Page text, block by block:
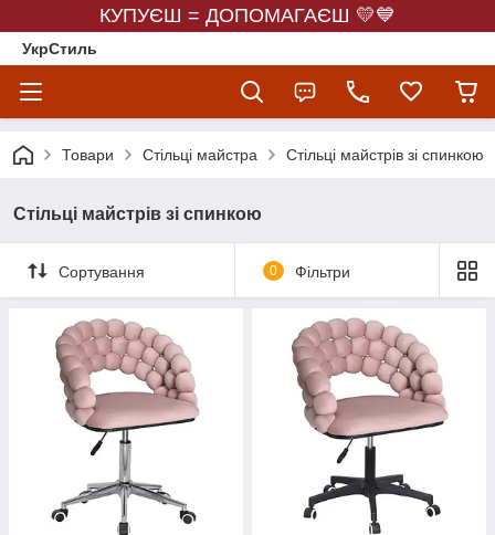
КУПУЄШ = ДОПОМАГАЄШ 💛💙
УкрСтиль
Товари Стільці майстра Стільці майстрів зі спинкою
Стільці майстрів зі спинкою
Сортування 0 Фільтри